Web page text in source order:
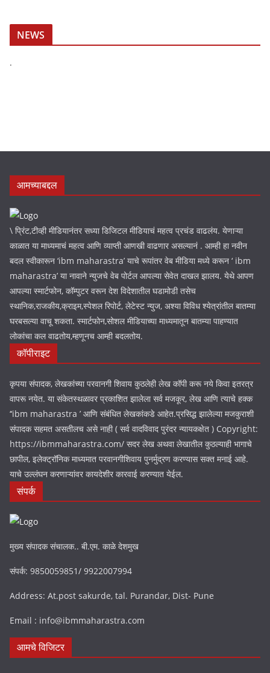
NEWS
.
आमच्याबद्दल
\ प्रिंट,टीव्ही मीडियानंतर सध्या डिजिटल मीडियाचं महत्व प्रचंड वाढलंय. येणाऱ्या
काळात या माध्यमाचं महत्व आणि व्याप्ती आणखी वाढणार असल्यानं . आम्ही हा नवीन
बदल स्वीकारून ‘ibm maharastra’ याचे रूपांतर वेब मीडिया मध्ये करून ‘ ibm
maharastra’ या नावाने न्युजचे वेब पोर्टल आपल्या सेवेत दाखल झालय. येथे आपण
आपल्या स्मार्टफोन, कॉम्पुटर वरून देश विदेशातील घडामोडी तसेच
स्थानिक,राजकीय,क्राइम,स्पेशल रिपोर्ट, लेटेस्ट न्युज, अश्या विविध श्येत्रांतील बातम्या
घरबसल्या वाचू शकता. स्मार्टफोन,सोशल मीडियाच्या माध्यमातून बातम्या पाहण्यात
लोकांचा कल वाढतोय,म्हणूनच आम्ही बदलतोय.
कॉपीराइट
कृपया संपादक, लेखकांच्या परवानगी शिवाय कुठलेही लेख कॉपी करू नये किवा इतरत्र
वापरू नयेत. या संकेतस्थळावर प्रकाशित झालेला सर्व मजकूर, लेख आणि त्याचे हक्क
‘‘ibm maharastra ’ आणि संबंधित लेखकांकडे आहेत.प्रसिद्ध झालेल्या मजकुराशी
संपादक सहमत असतीलच असे नाही ( सर्व वादविवाद पुरंदर न्यायकक्षेत ) Copyright:
https://ibmmaharastra.com/ सदर लेख अथवा लेखातील कुठल्याही भागाचे
छापील, इलेक्ट्रॉनिक माध्यमात परवानगीशिवाय पुनर्मुद्रण करण्यास सक्त मनाई आहे.
याचे उल्लंघन करणाऱ्यांवर कायदेशीर कारवाई करण्यात येईल.
संपर्क
मुख्य संपादक संचालक.. बी.एम. काळे देशमुख
संपर्क: 9850059851/ 9922007994
Address: At.post sakurde, tal. Purandar, Dist- Pune
Email : info@ibmmaharastra.com
आमचे विजिटर